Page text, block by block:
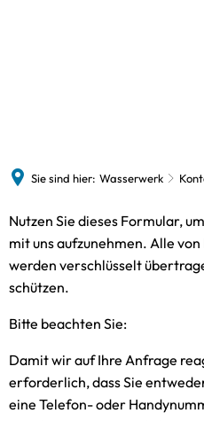
Sie sind hier: Wasserwerk
Nutzen Sie dieses Formular,
mit uns aufzunehmen. Alle
werden verschlüsselt
schützen.
Bitte beachten Sie:
Damit wir auf Ihre Anfrage
erforderlich, dass Sie
eine Telefon- oder